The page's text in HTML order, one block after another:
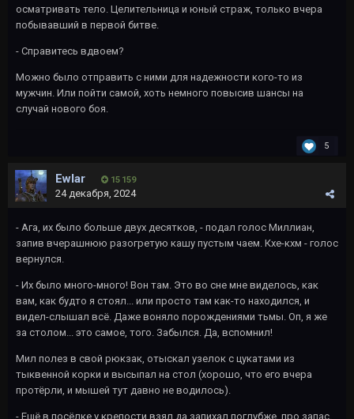
осматривать тело. Целительница и юный страж, только вчера
побывавший в первой битве.
- Справитесь вдвоем?
Можно было отправить с ними для надежности кого-то из
мужчин. Или пойти самой, хоть немного повысив шансы на
случай нового боя.
5
Ewlar 15 159
24 декабря, 2024
- Ага, их было больше двух десятков, - подал голос Миллиан,
запив вчерашнюю разогретую кашу пустым чаем. Кхе-кхм - голос
вернулся.
- Их было много-много! Вон там. Это во сне мне виделось, как
вам, как будто я стоял... или просто там как-то находился, и
видел-слышал всё. Даже воняло порождениями тьмы. Оп, я же
за столом... это самое, того. Забылся. Да, вспомнил!
Мил полез в свой рюкзак, отыскал узелок с цукатами из
тыквенной корки и высыпал на стол (хорошо, что его вчера
протёрли, и мышей тут давно не водилось).
- Ещё в посёлке у крепости взял да запихал поглубже, про запас.